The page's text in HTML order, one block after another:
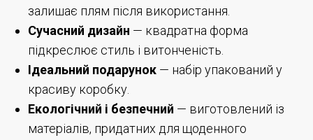
залишає плям після використання.
Сучасний дизайн — квадратна форма
підкреслює стиль і витонченість.
Ідеальний подарунок — набір упакований у
красиву коробку.
Екологічний і безпечний — виготовлений із
матеріалів, придатних для щоденного